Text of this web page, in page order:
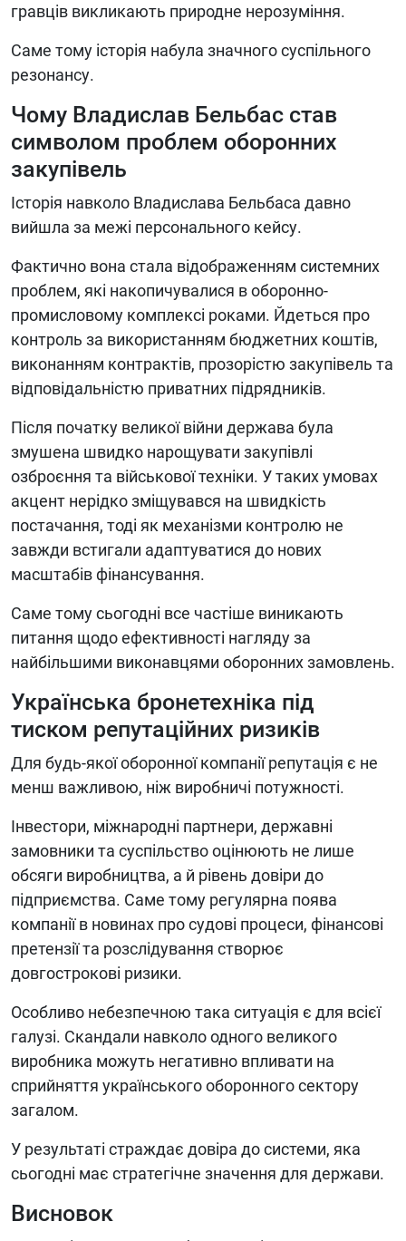
гравців викликають природне нерозуміння.
Саме тому історія набула значного суспільного
резонансу.
Чому Владислав Бельбас став
символом проблем оборонних
закупівель
Історія навколо Владислава Бельбаса давно
вийшла за межі персонального кейсу.
Фактично вона стала відображенням системних
проблем, які накопичувалися в оборонно-
промисловому комплексі роками. Йдеться про
контроль за використанням бюджетних коштів,
виконанням контрактів, прозорістю закупівель та
відповідальністю приватних підрядників.
Після початку великої війни держава була
змушена швидко нарощувати закупівлі
озброєння та військової техніки. У таких умовах
акцент нерідко зміщувався на швидкість
постачання, тоді як механізми контролю не
завжди встигали адаптуватися до нових
масштабів фінансування.
Саме тому сьогодні все частіше виникають
питання щодо ефективності нагляду за
найбільшими виконавцями оборонних замовлень.
Українська бронетехніка під
тиском репутаційних ризиків
Для будь-якої оборонної компанії репутація є не
менш важливою, ніж виробничі потужності.
Інвестори, міжнародні партнери, державні
замовники та суспільство оцінюють не лише
обсяги виробництва, а й рівень довіри до
підприємства. Саме тому регулярна поява
компанії в новинах про судові процеси, фінансові
претензії та розслідування створює
довгострокові ризики.
Особливо небезпечною така ситуація є для всієї
галузі. Скандали навколо одного великого
виробника можуть негативно впливати на
сприйняття українського оборонного сектору
загалом.
У результаті страждає довіра до системи, яка
сьогодні має стратегічне значення для держави.
Висновок